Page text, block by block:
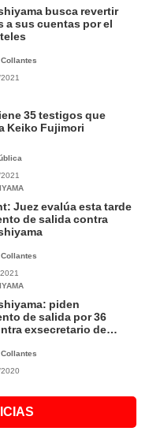
busca revertir
a sus cuentas por el
35 testigos que
Keiko Fujimori
Juez evalúa esta tarde
de salida contra
piden
de salida por 36
exsecretario de